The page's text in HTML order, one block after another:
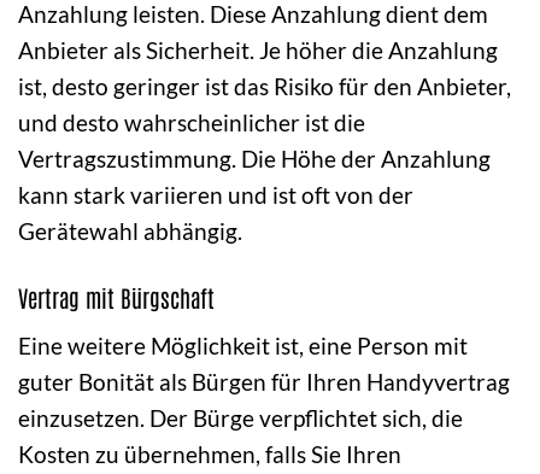
Anzahlung leisten. Diese Anzahlung dient dem
Anbieter als Sicherheit. Je höher die Anzahlung
ist, desto geringer ist das Risiko für den Anbieter,
und desto wahrscheinlicher ist die
Vertragszustimmung. Die Höhe der Anzahlung
kann stark variieren und ist oft von der
Gerätewahl abhängig.
Vertrag mit Bürgschaft
Eine weitere Möglichkeit ist, eine Person mit
guter Bonität als Bürgen für Ihren Handyvertrag
einzusetzen. Der Bürge verpflichtet sich, die
Kosten zu übernehmen, falls Sie Ihren